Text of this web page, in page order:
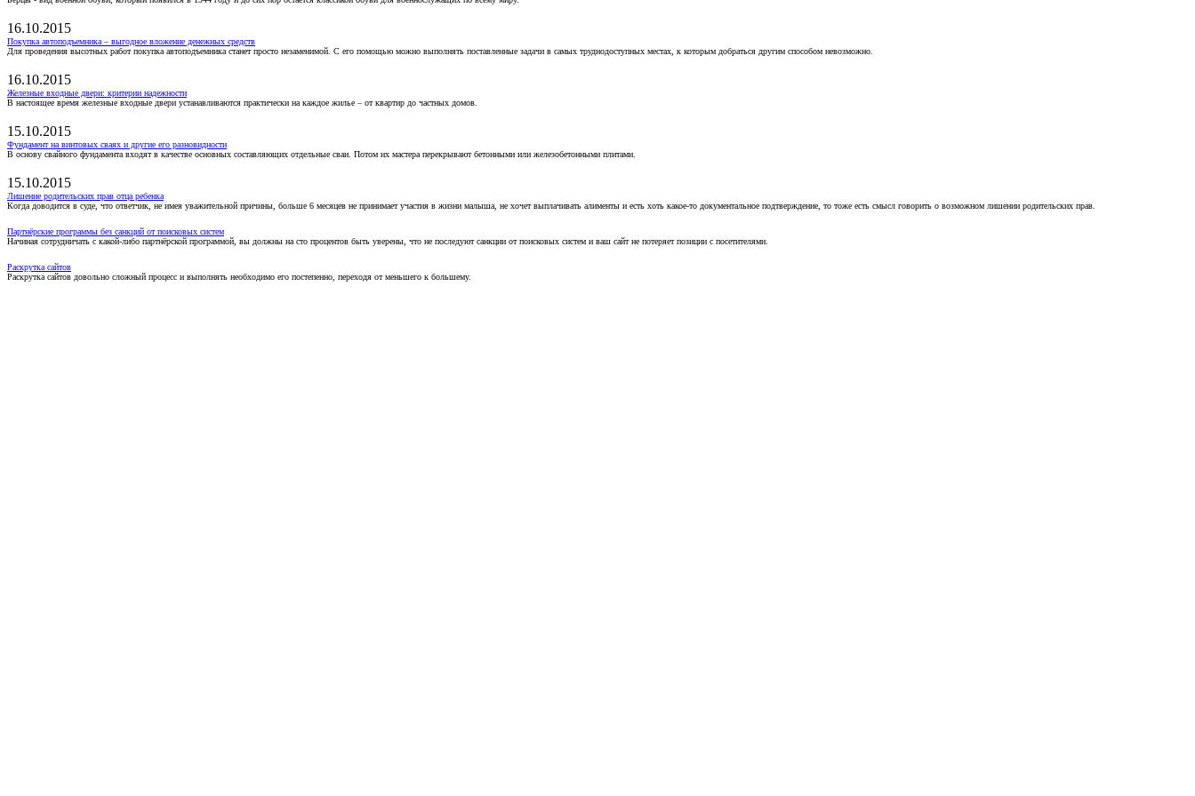
16.10.2015
Покупка автоподъемника – выгодное вложение денежных средств
Для проведения высотных работ покупка автоподъемника станет просто незаменимой. С его помощью можно выполнять поставленные задачи в самых труднодоступных местах, к которым добраться другим способом невозможно.
16.10.2015
Железные входные двери: критерии надежности
В настоящее время железные входные двери устанавливаются практически на каждое жилье – от квартир до частных домов.
15.10.2015
Фундамент на винтовых сваях и другие его разновидности
В основу свайного фундамента входят в качестве основных составляющих отдельные сваи. Потом их мастера перекрывают бетонными или железобетонными плитами.
15.10.2015
Лишение родительских прав отца ребенка
Когда доводится в суде, что ответчик, не имея уважительной причины, больше 6 месяцев не принимает участия в жизни малыша, не хочет выплачивать алименты и есть хоть какое-то документальное подтверждение, то тоже есть смысл говорить о возможном лишении родительских прав.
Партнёрские программы без санкций от поисковых систем
Начиная сотрудничать с какой-либо партнёрской программой, вы должны на сто процентов быть уверены, что не последуют санкции от поисковых систем и ваш сайт не потеряет позиции с посетителями.
Раскрутка сайтов
Раскрутка сайтов довольно сложный процесс и выполнять необходимо его постепенно, переходя от меньшего к большему.